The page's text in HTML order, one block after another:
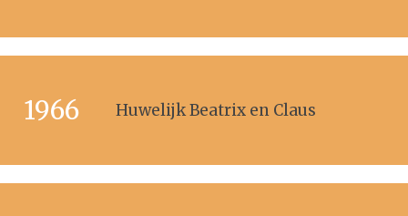
1966 Huwelijk Beatrix en Claus